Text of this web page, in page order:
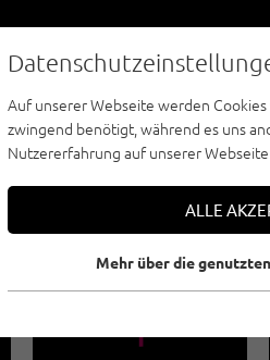
🍫
Auf unserer Webseite werden
zwingend benötigt, während es uns
Nutzererfahrung auf unserer
ALLE
Mehr über die